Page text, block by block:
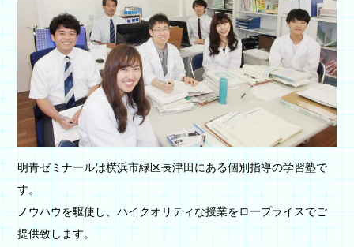
明青ゼミナールは横浜市緑区長津田にある個別指導の学習塾で
す。
ノウハウを駆使し、ハイクオリティな授業をロープライスでご
提供致します。